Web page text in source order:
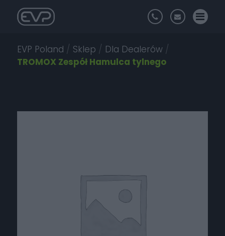
EVP Poland / Sklep / Dla Dealerów /
TROMOX Zespół Hamulca tylnego